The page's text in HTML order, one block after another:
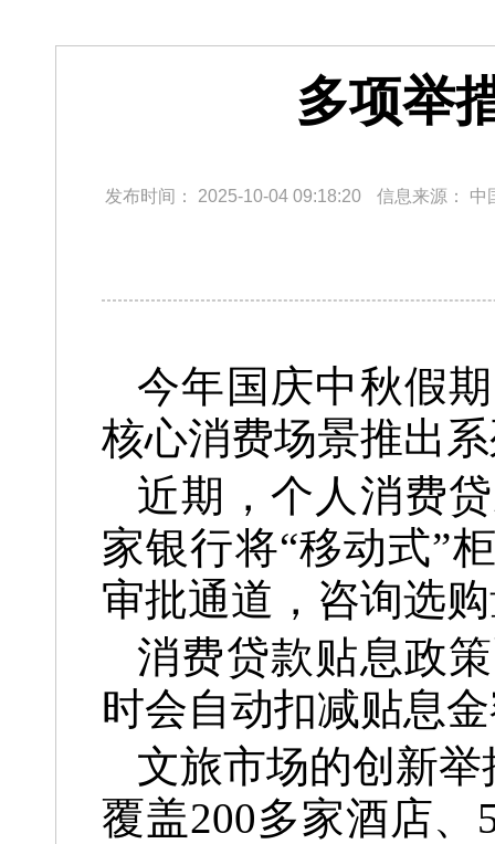
多项举
发布时间： 2025-10-04 09:18:20 信息来源： 中
今年国庆中秋假
核心消费场景推出
近期，个人消费
家银行将“移动式”
审批通道，咨询选
消费贷款贴息政
时会自动扣减贴息
文旅市场的创新
覆盖200多家酒店